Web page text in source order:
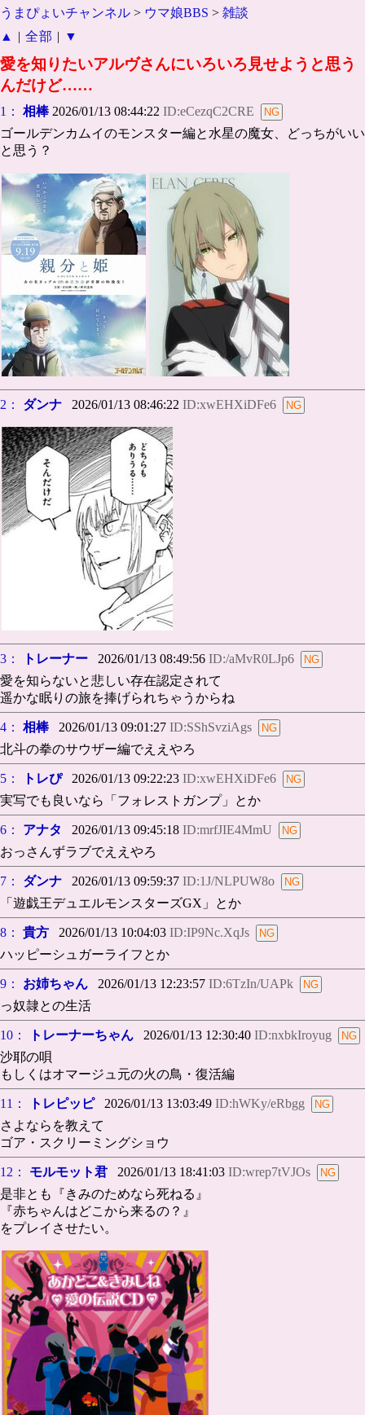
うまぴょいチャンネル > ウマ娘BBS > 雑談
▲
| 全部 | ▼
愛を知りたいアルヴさんにいろいろ見せようと思う
んだけど……
1： 相棒2026/01/13 08:44:22 ID:eCezqC2CRE
ゴールデンカムイのモンスター編と水星の魔女、どっちがいい
と思う？
2： ダンナ 2026/01/13 08:46:22 ID:xwEHXiDFe6
3： トレーナー 2026/01/13 08:49:56 ID:/aMvR0LJp6
愛を知らないと悲しい存在認定されて
遥かな眠りの旅を捧げられちゃうからね
4： 相棒2026/01/13 09:01:27 ID:SShSvziAgs
北斗の拳のサウザー編でええやろ
5： トレぴ2026/01/13 09:22:23 ID:xwEHXiDFe6
実写でも良いなら「フォレストガンプ」とか
6： アナタ 2026/01/13 09:45:18 ID:mrfJIE4MmU
おっさんずラブでええやろ
7： ダンナ 2026/01/13 09:59:37 ID:1J/NLPUW8o
「遊戯王デュエルモンスターズGX」とか
8： 貴方 2026/01/13 10:04:03 ID:IP9Nc.XqJs
ハッピーシュガーライフとか
9： お姉ちゃん 2026/01/13 12:23:57 ID:6TzIn/UAPk
っ奴隷との生活
10： トレーナーちゃん 2026/01/13 12:30:40 ID:nxbkIroyug
沙耶の唄
もしくはオマージュ元の火の鳥・復活編
11： トレピッピ2026/01/13 13:03:49 ID:hWKy/eRbgg
さよならを教えて
ゴア・スクリーミングショウ
12： モルモット君 2026/01/13 18:41:03 ID:wrep7tVJOs
是非とも『きみのためなら死ねる』
『赤ちゃんはどこから来るの？』
をプレイさせたい。